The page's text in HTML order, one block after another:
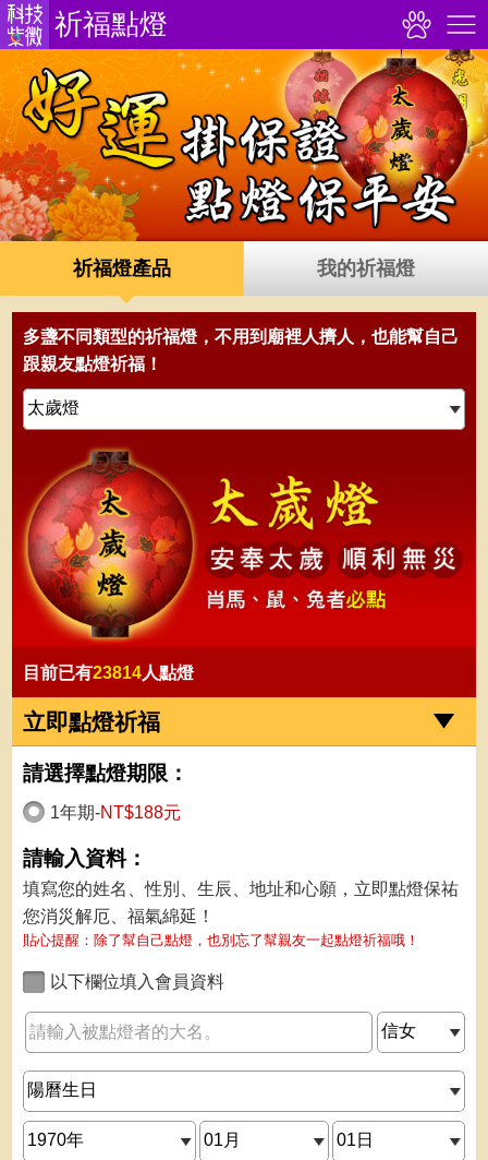
祈福點燈
祈福燈產品 我的祈福燈
多盞不同類型的祈福燈，不用到廟裡人擠人，也能幫自己
跟親友點燈祈福！
目前已有23814人點燈
立即點燈祈福
請選擇點燈期限：
1年期-NT$188元
請輸入資料：
填寫您的姓名、性別、生辰、地址和心願，立即點燈保祐
您消災解厄、福氣綿延！
貼心提醒：除了幫自己點燈，也別忘了幫親友一起點燈祈福哦！
以下欄位填入會員資料